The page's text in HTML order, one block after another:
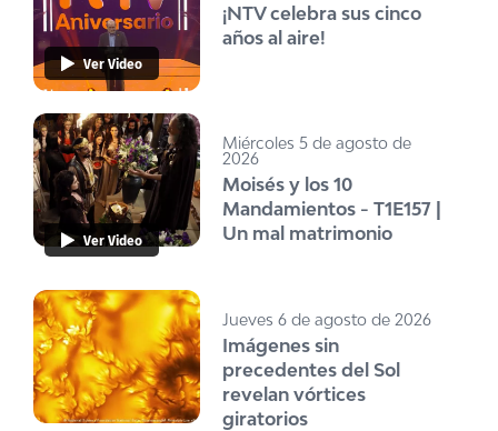
Ver Video
¡NTV celebra sus cinco
años al aire!
Ver Video
Miércoles 5 de agosto de
2026
Moisés y los 10
Mandamientos - T1E157 |
Un mal matrimonio
Jueves 6 de agosto de 2026
Imágenes sin
precedentes del Sol
revelan vórtices
giratorios